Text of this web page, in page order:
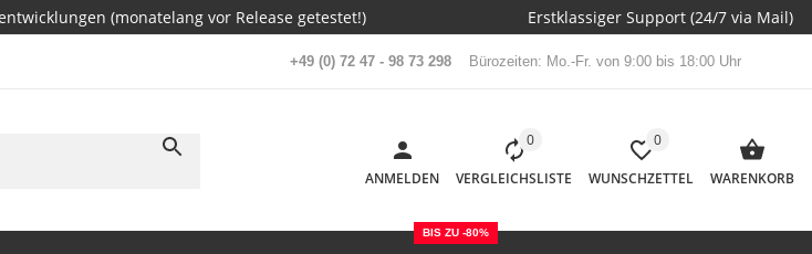
(monatelang vor Release getestet!) Erstklassiger Support (24/7 via Mail)
+49 (0) 72 47 - 98 73 298 Bürozeiten: Mo.-Fr. von 9:00 bis 18:00 Uhr
ANMELDEN
0
VERGLEICHSLISTE
0
WUNSCHZETTEL WARENKORB
BIS ZU -80%